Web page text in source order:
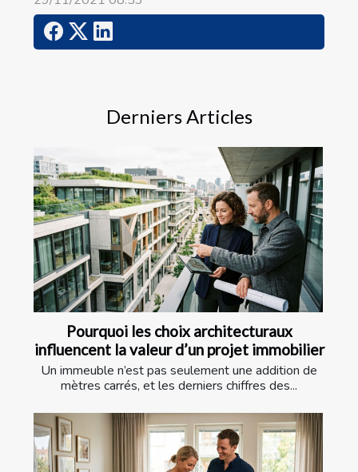
Derniers Articles
Pourquoi les choix architecturaux
influencent la valeur d’un projet immobilier
Un immeuble n’est pas seulement une addition de
mètres carrés, et les derniers chiffres des...